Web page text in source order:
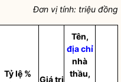
Đơn vị tính: triệu đồng
Tỷ lệ %
Giá trị
Tên,
địa chỉ
nhà
thầu,